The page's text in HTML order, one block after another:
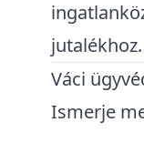
jutalékhoz.
Váci
Ismerje